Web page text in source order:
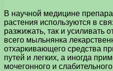
В научной медицине
растения используются в
разжижать, так и усиливать
всего мыльнянка
отхаркивающего средства
путей и легких, а иногда
мочегонного и